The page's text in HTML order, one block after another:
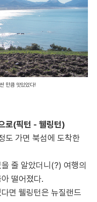
만큼 맛있었다!
로(픽턴 - 웰링턴)
도 가면 북섬에 도착한
줄 알았더니(?) 여행의
떨어졌다.
면 웰링턴은 뉴질랜드